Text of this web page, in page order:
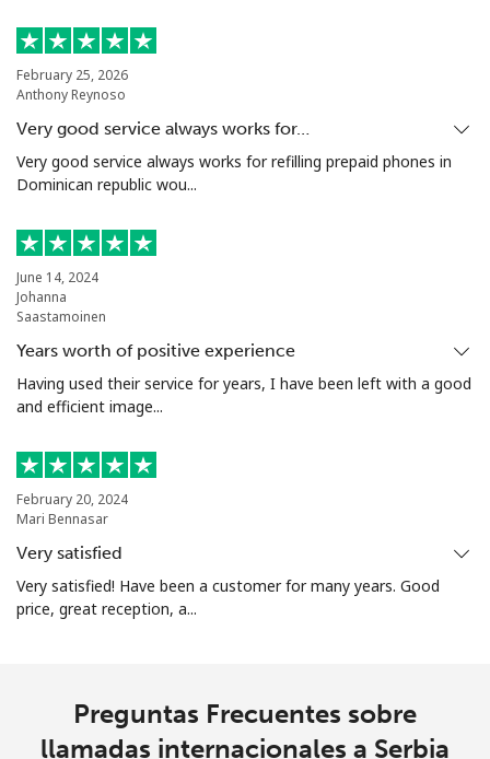
February 25, 2026
Anthony Reynoso
Very good service always works for…
Very good service always works for refilling prepaid phones in
Dominican republic wou...
June 14, 2024
Johanna
Saastamoinen
Years worth of positive experience
Having used their service for years, I have been left with a good
and efficient image...
February 20, 2024
Mari Bennasar
Very satisfied
Very satisfied! Have been a customer for many years. Good
price, great reception, a...
Preguntas Frecuentes sobre
llamadas internacionales a Serbia